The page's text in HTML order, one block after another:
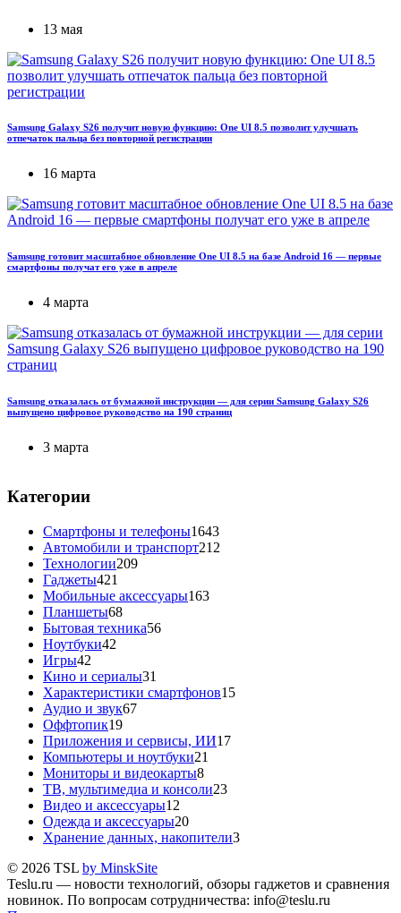
13 мая
Samsung Galaxy S26 получит новую функцию: One UI 8.5 позволит улучшать
отпечаток пальца без повторной регистрации
16 марта
Samsung готовит масштабное обновление One UI 8.5 на базе Android 16 — первые
смартфоны получат его уже в апреле
4 марта
Samsung отказалась от бумажной инструкции — для серии Samsung Galaxy S26
выпущено цифровое руководство на 190 страниц
3 марта
Категории
Смартфоны и телефоны1643
Автомобили и транспорт212
Технологии209
Гаджеты421
Мобильные аксессуары163
Планшеты68
Бытовая техника56
Ноутбуки42
Игры42
Кино и сериалы31
Характеристики смартфонов15
Аудио и звук67
Оффтопик19
Приложения и сервисы, ИИ17
Компьютеры и ноутбуки21
Мониторы и видеокарты8
ТВ, мультимедиа и консоли23
Видео и аксессуары12
Одежда и аксессуары20
Хранение данных, накопители3
© 2026 TSL by MinskSite
Teslu.ru — новости технологий, обзоры гаджетов и сравнения
новинок. По вопросам сотрудничества: info@teslu.ru